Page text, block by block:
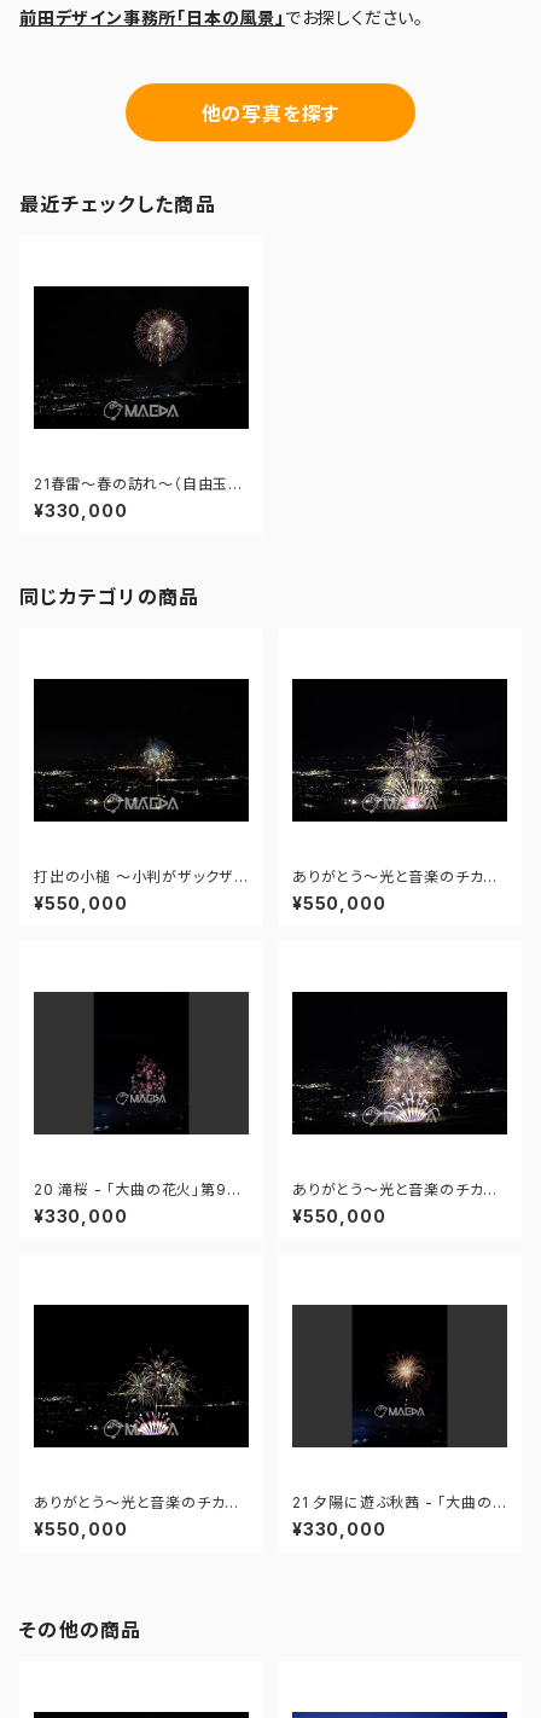
前田デザイン事務所「日本の風景」 でお探しください。
他の写真を探す
最近チェックした商品
21春雷～春の訪れ～（自由玉）-
大曲の花火 第97回全国花火競
技大会 - 176671211987818
¥330,000
同じカテゴリの商品
打出の小槌 ～小判がザックザク
～ - 大曲の花火―春の章―「新
作花火コレクション2024 世界
¥550,000
ありがとう～光と音楽のチカラ
～ - 大曲の花火―春の章―「新
作花火コレクション2024 世界
¥550,000
20 滝桜 - 「大曲の花火」第96
回全国花火競技大会 - 172558
419995110
¥330,000
ありがとう～光と音楽のチカラ
～ - 大曲の花火―春の章―「新
作花火コレクション2024 世界
¥550,000
ありがとう～光と音楽のチカラ
～ - 大曲の花火―春の章―「新
作花火コレクション2024 世界
¥550,000
21 夕陽に遊ぶ秋茜 - 「大曲の
花火」第96回全国花火競技大会
- 172558419949425
¥330,000
その他の商品